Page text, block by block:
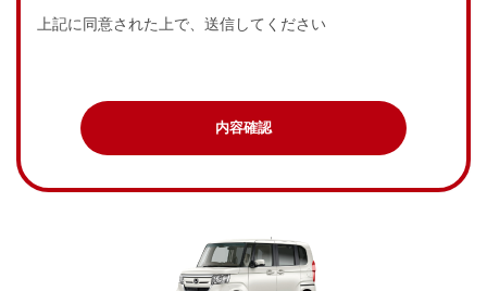
上記に同意された上で、送信してください
内容確認